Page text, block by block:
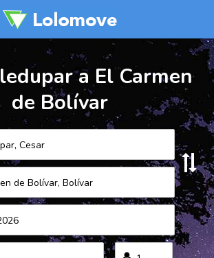
a El Carmen
de Bolívar